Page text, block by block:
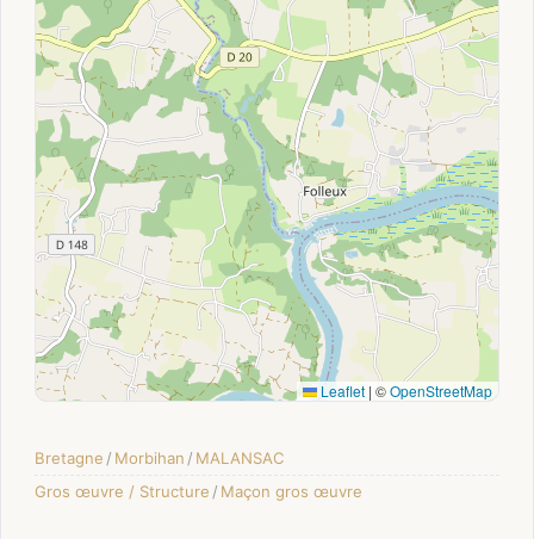
Leaflet | ©OpenStreetMap
Bretagne / Morbihan / MALANSAC
Gros œuvre / Structure / Maçon gros œuvre